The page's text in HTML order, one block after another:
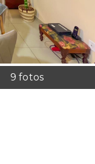
9 fotos